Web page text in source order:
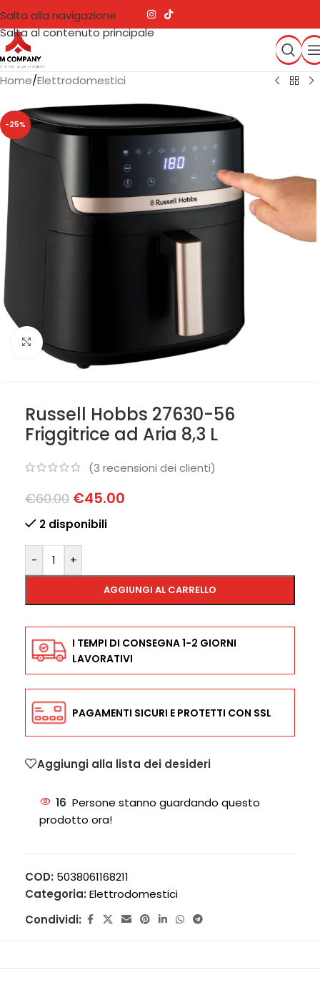
Salta alla navigazione
Salta al contenuto principale
Home/Elettrodomestici
-25%
Clicca per ingrandire
Russell Hobbs 27630-56
Friggitrice ad Aria 8,3 L
(3 recensioni dei clienti)
€60.00 €45.00
2 disponibili
- +
AGGIUNGI AL CARRELLO
I TEMPI DI CONSEGNA 1-2 GIORNI
LAVORATIVI
PAGAMENTI SICURI E PROTETTI CON SSL
Aggiungi alla lista dei desideri
16 Persone stanno guardando questo
prodotto ora!
COD: 5038061168211
Categoria: Elettrodomestici
Condividi: